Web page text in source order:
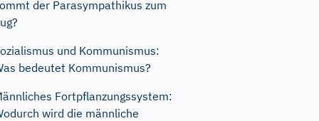
der Parasympathikus zum
und Kommunismus:
bedeutet Kommunismus?
Fortpflanzungssystem:
wird die männliche